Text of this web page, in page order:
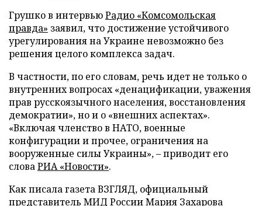
Грушко в интервьюРадио «Комсомольская
правда» заявил, что достижение устойчивого
урегулирования на Украине невозможно без
решения целого комплекса задач.
В частности, по его словам, речь идет не только о
внутренних вопросах «денацификации, уважения
прав русскоязычного населения, восстановления
демократии», но и о «внешних аспектах».
«Включая членство в НАТО, военные
конфигурации и прочее, ограничения на
вооруженные силы Украины», – приводит его
словаРИА «Новости».
Как писала газета ВЗГЛЯД, официальный
представитель МИД России Мария Захарова